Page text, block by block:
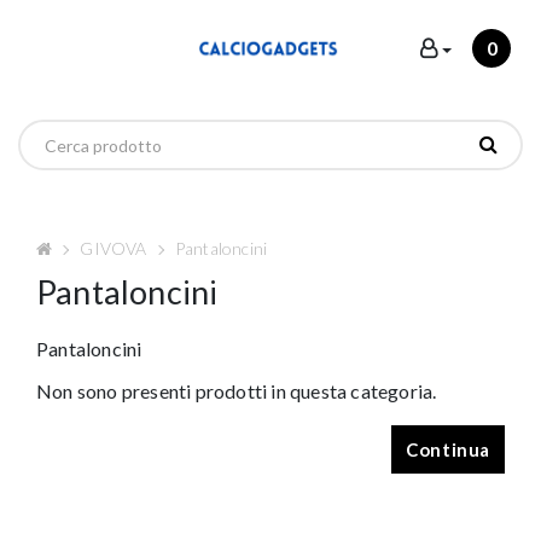
0
GIVOVA Pantaloncini
Pantaloncini
Pantaloncini
Non sono presenti prodotti in questa categoria.
Continua